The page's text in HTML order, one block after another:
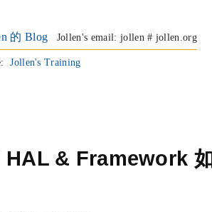
的 Blog Jollen's email: jollen # jollen.org
Jollen's Training
& Framework